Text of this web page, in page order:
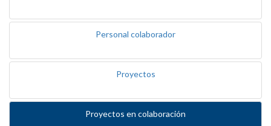
Personal colaborador
Proyectos
Proyectos en colaboración